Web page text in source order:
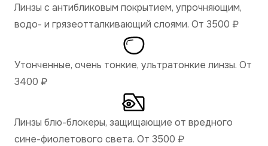
Линзы с антибликовым покрытием, упрочняющим,
водо- и грязеотталкивающий слоями. От 3500 ₽
Утонченные, очень тонкие, ультратонкие линзы. От
3400 ₽
Линзы блю-блокеры, защищающие от вредного
сине-фиолетового света. От 3500 ₽